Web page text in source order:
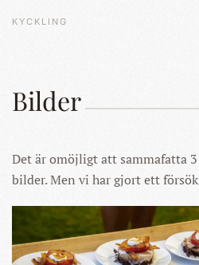
KYCKLING
Bilder
Det är omöjligt att sammafatta
bilder. Men vi har gjort ett